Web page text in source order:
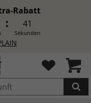
Rabatt
39
Sekunden